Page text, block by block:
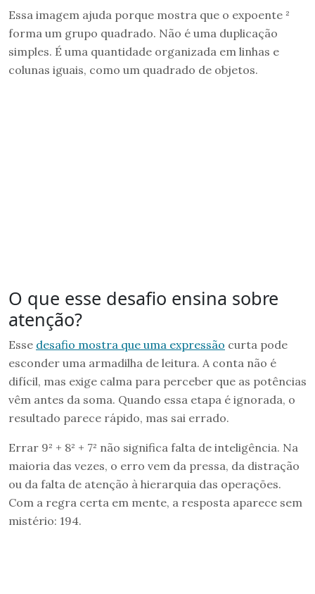
Essa imagem ajuda porque mostra que o expoente ²
forma um grupo quadrado. Não é uma duplicação
simples. É uma quantidade organizada em linhas e
colunas iguais, como um quadrado de objetos.
O que esse desafio ensina sobre
atenção?
Esse desafio mostra que uma expressão curta pode
esconder uma armadilha de leitura. A conta não é
difícil, mas exige calma para perceber que as potências
vêm antes da soma. Quando essa etapa é ignorada, o
resultado parece rápido, mas sai errado.
Errar 9² + 8² + 7² não significa falta de inteligência. Na
maioria das vezes, o erro vem da pressa, da distração
ou da falta de atenção à hierarquia das operações.
Com a regra certa em mente, a resposta aparece sem
mistério: 194.